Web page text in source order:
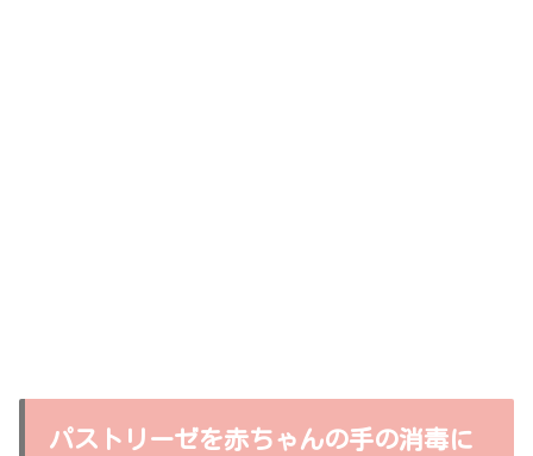
パストリーゼを赤ちゃんの手の消毒に